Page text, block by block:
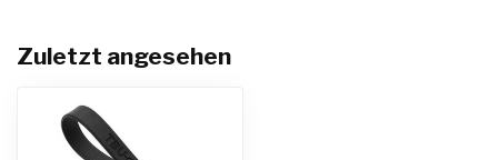
Zuletzt angesehen